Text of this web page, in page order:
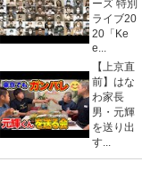
ーズ 特別
ライブ20
20「Ke
e...
【上京直
前】はな
わ家長
男・元輝
を送り出
す...